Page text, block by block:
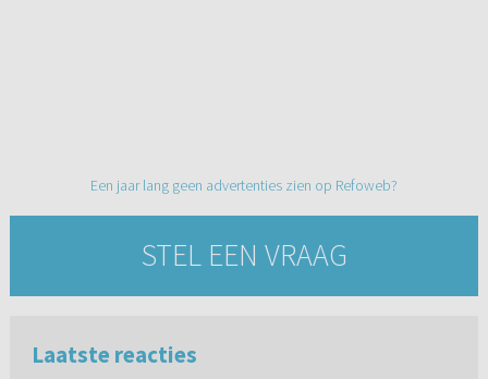
Een jaar lang geen advertenties zien op Refoweb?
STEL EEN VRAAG
Laatste reacties